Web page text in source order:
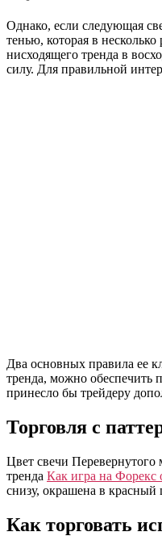
Однако, если следующая
тенью, которая в
нисходящего тренда в
силу. Для правильной
Два основных правила ее
тренда, можно обеспечить
принесло бы трейдеру
Торговля с
Цвет свечи Перевернутого
тренда Как игра на Форекс
снизу, окрашена в красный
Как торговать